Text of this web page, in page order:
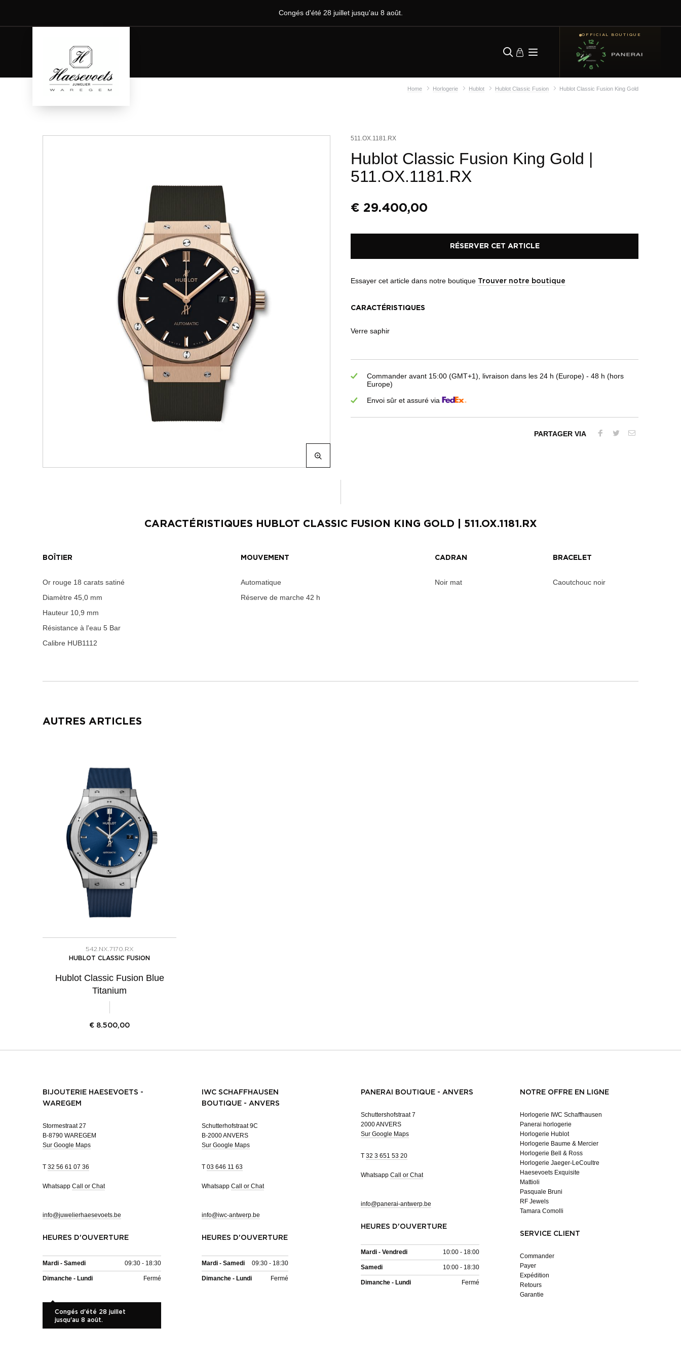
Congés d'été 28 juillet jusqu'au 8 août.
OFFICIAL BOUTIQUE
Home Horlogerie Hublot Hublot Classic Fusion Hublot Classic Fusion King Gold
511.OX.1181.RX
Hublot Classic Fusion King Gold |
511.OX.1181.RX
€ 29.400,00
RÉSERVER CET ARTICLE
Essayer cet article dans notre boutique Trouver notre boutique
CARACTÉRISTIQUES
Verre saphir
Commander avant 15:00 (GMT+1), livraison dans les 24 h (Europe) - 48 h (hors
Europe)
Envoi sûr et assuré via
PARTAGER VIA
CARACTÉRISTIQUES HUBLOT CLASSIC FUSION KING GOLD | 511.OX.1181.RX
BOÎTIER
Or rouge 18 carats satiné
Diamètre 45,0 mm
Hauteur 10,9 mm
Résistance à l'eau 5 Bar
Calibre HUB1112
MOUVEMENT
Automatique
Réserve de marche 42 h
CADRAN
Noir mat
BRACELET
Caoutchouc noir
AUTRES ARTICLES
542.NX.7170.RX
HUBLOT CLASSIC FUSION
Hublot Classic Fusion Blue
Titanium
€ 8.500,00
BIJOUTERIE HAESEVOETS -
WAREGEM
Stormestraat 27
B-8790 WAREGEM
Sur Google Maps
T 32 56 61 07 36
Whatsapp Call or Chat
info@juwelierhaesevoets.be
HEURES D'OUVERTURE
Mardi - Samedi 09:30 - 18:30
Dimanche - Lundi Fermé
Congés d'été 28 juillet
jusqu'au 8 août.
IWC SCHAFFHAUSEN
BOUTIQUE - ANVERS
Schutterhofstraat 9C
B-2000 ANVERS
Sur Google Maps
T 03 646 11 63
Whatsapp Call or Chat
info@iwc-antwerp.be
HEURES D'OUVERTURE
Mardi - Samedi 09:30 - 18:30
Dimanche - Lundi Fermé
PANERAI BOUTIQUE - ANVERS
Schuttershofstraat 7
2000 ANVERS
Sur Google Maps
T 32 3 651 53 20
Whatsapp Call or Chat
info@panerai-antwerp.be
HEURES D'OUVERTURE
Mardi - Vendredi 10:00 - 18:00
Samedi 10:00 - 18:30
Dimanche - Lundi Fermé
NOTRE OFFRE EN LIGNE
Horlogerie IWC Schaffhausen
Panerai horlogerie
Horlogerie Hublot
Horlogerie Baume & Mercier
Horlogerie Bell & Ross
Horlogerie Jaeger-LeCoultre
Haesevoets Exquisite
Mattioli
Pasquale Bruni
RF Jewels
Tamara Comolli
SERVICE CLIENT
Commander
Payer
Expédition
Retours
Garantie